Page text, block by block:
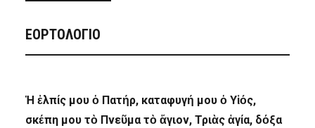
ΕΟΡΤΟΛΟΓΙΟ
Ἡ ἐλπίς μου ὁ Πατήρ, καταφυγή μου ὁ Υἱός,
σκέπη μου τὸ Πνεῦμα τὸ ἅγιον, Τριὰς ἁγία, δόξα